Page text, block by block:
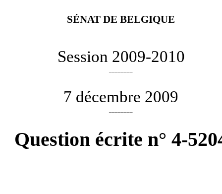
SÉNAT DE BELGIQUE
Session 2009-2010
7 décembre 2009
Question écrite n° 4-